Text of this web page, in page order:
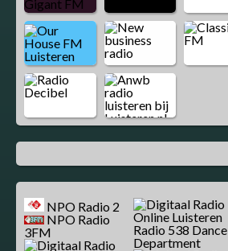
NPO Radio 2
NPO Radio
3FM
Radio 538 Dance
Department